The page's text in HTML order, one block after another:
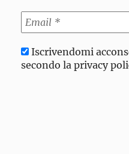
Iscrivendomi
secondo la privacy